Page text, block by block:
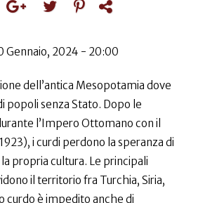
Gennaio, 2024 - 20:00
dell’antica Mesopotamia dove
popoli senza Stato. Dopo le
l’Impero Ottomano con il
i curdi perdono la speranza di
propria cultura. Le principali
il territorio fra Turchia, Siria,
curdo è impedito anche di